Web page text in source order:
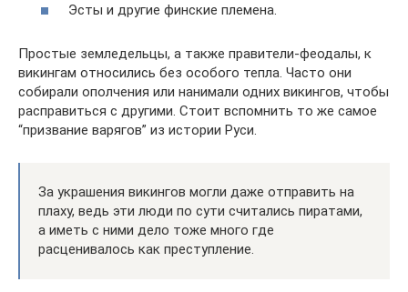
Эсты и другие финские племена.
Простые земледельцы, а также правители-феодалы, к
викингам относились без особого тепла. Часто они
собирали ополчения или нанимали одних викингов, чтобы
расправиться с другими. Стоит вспомнить то же самое
“призвание варягов” из истории Руси.
За украшения викингов могли даже отправить на
плаху, ведь эти люди по сути считались пиратами,
а иметь с ними дело тоже много где
расценивалось как преступление.